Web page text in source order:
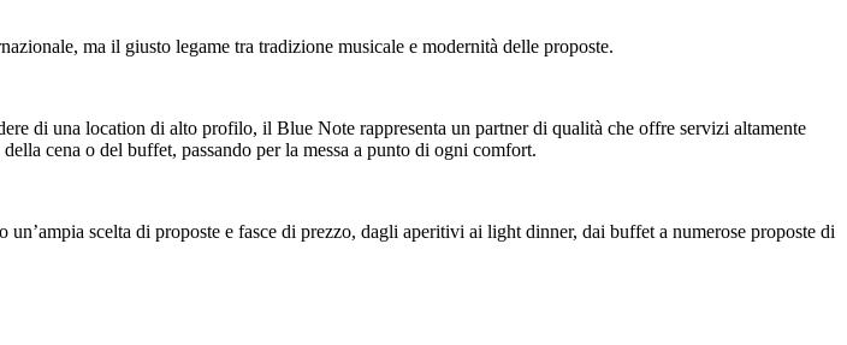
ma il giusto legame tra tradizione musicale e modernità delle proposte.
di una location di alto profilo, il Blue Note rappresenta un partner di qualità che offre servizi altamente
cena o del buffet, passando per la messa a punto di ogni comfort.
scelta di proposte e fasce di prezzo, dagli aperitivi ai light dinner, dai buffet a numerose proposte di